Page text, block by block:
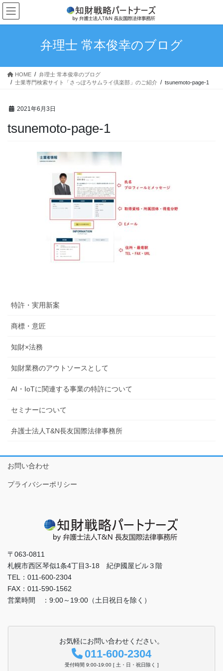
コ
ン
テ
ス
ナ
ビ
ゲ
ン
弁理士 常本俊幸のブログ
HOME
弁理士 常本俊幸のブログ
士業専門検索サイト「さっぽろサムライ倶楽部」のご紹介
tsunemoto-page-1
2021年6月3日
tsunemoto-page-1
特許・実用新案
商標・意匠
知財×法務
知財業務のアウトソースとして
AI・IoTに関連する事業の特許について
セミナーについて
弁護士法人T&N長友国際法律事務所
お問い合わせ
プライバシーポリシー
〒063-0811
札幌市西区琴似1条4丁目3-18 紀伊國屋ビル３階
TEL：011-600-2304
FAX：011-590-1562
営業時間 ：9:00～19:00（土日祝日を除く）
お気軽にお問い合わせください。
011-600-2304
受付時間 9:00-19:00 [ 土・日・祝日除く ]